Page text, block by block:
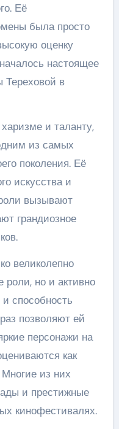
Её
была просто
оценку
настоящее
Тереховой в
и таланту,
из самых
поколения. Её
искусства и
вызывают
грандиозное
великолепно
роли, но и активно
способность
позволяют ей
персонажи на
как
из них
и престижные
кинофестивалях.